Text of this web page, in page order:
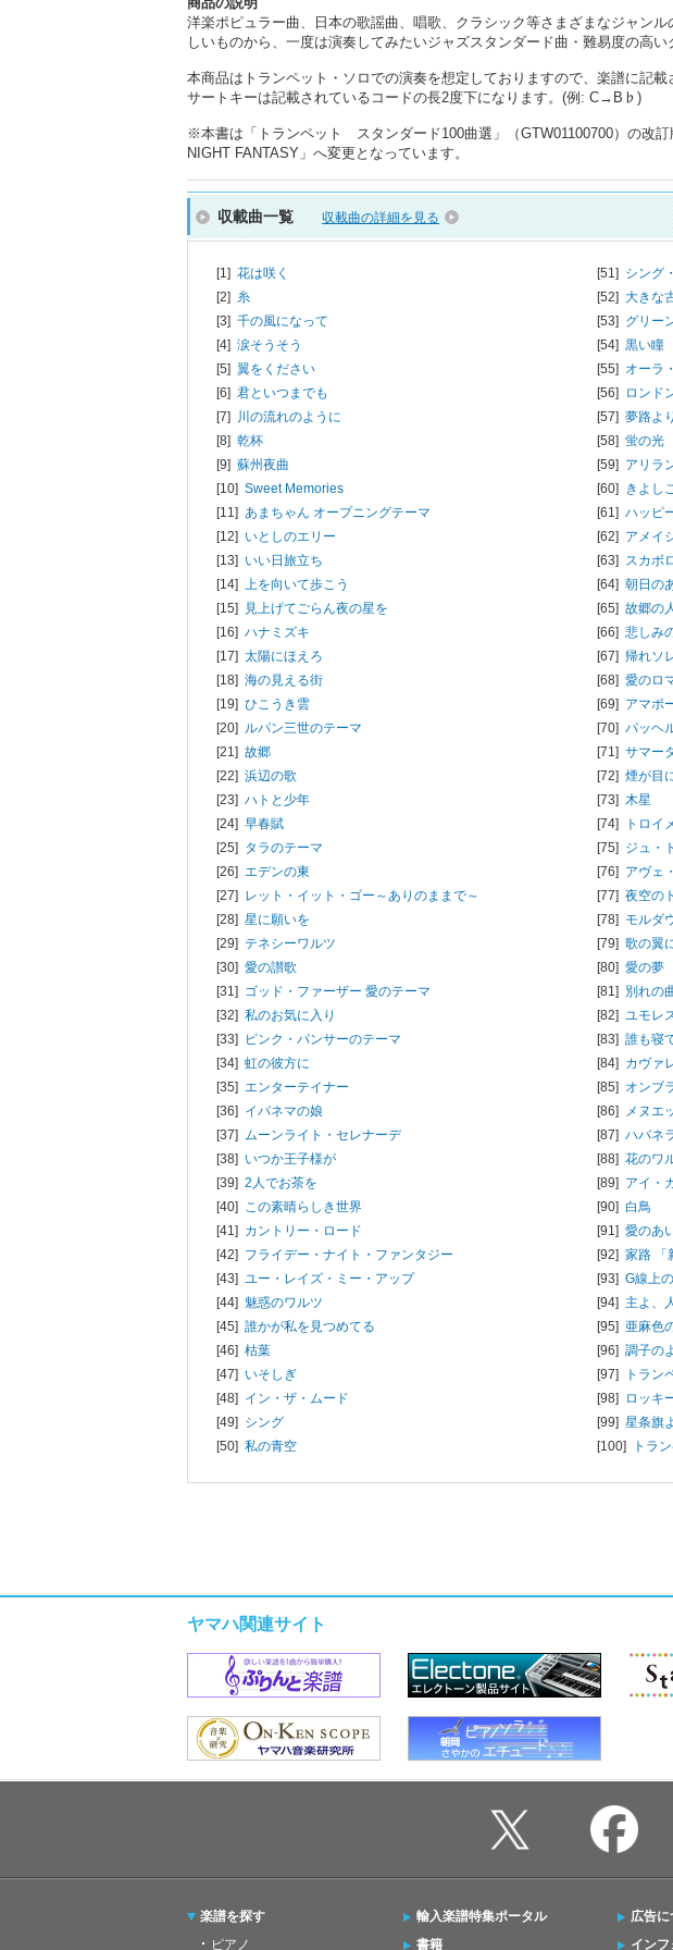
洋楽ポピュラー曲、日本の歌謡曲、唱歌、クラシック等さまざまなジャン
しいものから、一度は演奏してみたいジャズスタンダード曲・難易度の高い
本商品はトランペット・ソロでの演奏を想定しておりますので、楽譜に記
サートキーは記載されているコードの長2度下になります。(例: C→B♭)
※本書は「トランペット スタンダード100曲選」（GTW01100700）の改
NIGHT FANTASY」へ変更となっています。
収載曲一覧 収載曲の詳細を見る
[1] 花は咲く
[2] 糸
[3] 千の風になって
[4] 涙そうそう
[5] 翼をください
[6] 君といつまでも
[7] 川の流れのように
[8] 乾杯
[9] 蘇州夜曲
[10] Sweet Memories
[11] あまちゃん オープニングテーマ
[12] いとしのエリー
[13] いい日旅立ち
[14] 上を向いて歩こう
[15] 見上げてごらん夜の星を
[16] ハナミズキ
[17] 太陽にほえろ
[18] 海の見える街
[19] ひこうき雲
[20] ルパン三世のテーマ
[21] 故郷
[22] 浜辺の歌
[23] ハトと少年
[24] 早春賦
[25] タラのテーマ
[26] エデンの東
[27] レット・イット・ゴー～ありのままで～
[28] 星に願いを
[29] テネシーワルツ
[30] 愛の讃歌
[31] ゴッド・ファーザー 愛のテーマ
[32] 私のお気に入り
[33] ピンク・パンサーのテーマ
[34] 虹の彼方に
[35] エンターテイナー
[36] イパネマの娘
[37] ムーンライト・セレナーデ
[38] いつか王子様が
[39] 2人でお茶を
[40] この素晴らしき世界
[41] カントリー・ロード
[42] フライデー・ナイト・ファンタジー
[43] ユー・レイズ・ミー・アップ
[44] 魅惑のワルツ
[45] 誰かが私を見つめてる
[46] 枯葉
[47] いそしぎ
[48] イン・ザ・ムード
[49] シング
[50] 私の青空
[51] シング
[52] 大きな
[53] グリー
[54] 黒い瞳
[55] オーラ
[56] ロンド
[57] 夢路より
[58] 蛍の光
[59] アリラ
[60] きよし
[61] ハッピ
[62] アメイ
[63] スカボ
[64] 朝日の
[65] 故郷の
[66] 悲しみ
[67] 帰れソ
[68] 愛のロ
[69] アマポ
[70] パッヘ
[71] サマー
[72] 煙が目
[73] 木星
[74]
トロイ
[75] ジュ・
[76] アヴェ
[77] 夜空の
[78] モルダ
[79] 歌の翼
[80] 愛の夢
[81] 別れの
[82] ユモレ
[83] 誰も寝
[84] カヴァ
[85] オンブ
[86] メヌエ
[87] ハバネ
[88] 花のワ
[89] アイ・
[90] 白鳥
[91] 愛のあ
[92] 家路 「
[93] G線上
[94] 主よ、
[95] 亜麻色
[96] 調子の
[97]
トラン
[98] ロッキ
[99] 星条旗
[100]
トラ
ヤマハ関連サイト
楽譜を探す
ピアノ
輸入楽譜特集ポータル
書籍
広告に
インフ